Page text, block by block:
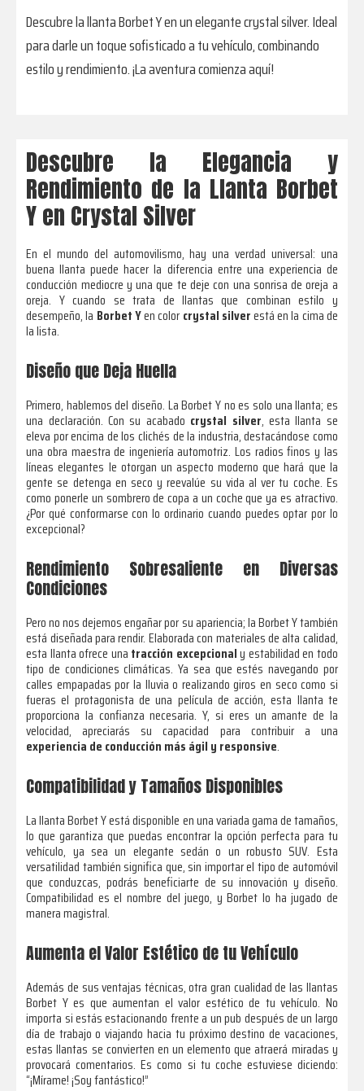
Descubre la llanta Borbet Y en un elegante crystal silver. Ideal
para darle un toque sofisticado a tu vehículo, combinando
estilo y rendimiento. ¡La aventura comienza aquí!
Descubre la Elegancia y
Rendimiento de la Llanta Borbet
Y en Crystal Silver
En el mundo del automovilismo, hay una verdad universal: una
buena llanta puede hacer la diferencia entre una experiencia de
conducción mediocre y una que te deje con una sonrisa de oreja a
oreja. Y cuando se trata de llantas que combinan estilo y
desempeño, la Borbet Yen color crystal silverestá en la cima de
la lista.
Diseño que Deja Huella
Primero, hablemos del diseño. La Borbet Y no es solo una llanta; es
una declaración. Con su acabado crystal silver, esta llanta se
eleva por encima de los clichés de la industria, destacándose como
una obra maestra de ingeniería automotriz. Los radios finos y las
líneas elegantes le otorgan un aspecto moderno que hará que la
gente se detenga en seco y reevalúe su vida al ver tu coche. Es
como ponerle un sombrero de copa a un coche que ya es atractivo.
¿Por qué conformarse con lo ordinario cuando puedes optar por lo
excepcional?
Rendimiento Sobresaliente en Diversas
Condiciones
Pero no nos dejemos engañar por su apariencia; la Borbet Y también
está diseñada para rendir. Elaborada con materiales de alta calidad,
esta llanta ofrece una tracción excepcionaly estabilidad en todo
tipo de condiciones climáticas. Ya sea que estés navegando por
calles empapadas por la lluvia o realizando giros en seco como si
fueras el protagonista de una película de acción, esta llanta te
proporciona la confianza necesaria. Y, si eres un amante de la
velocidad, apreciarás su capacidad para contribuir a una
experiencia de conducción más ágil y responsive.
Compatibilidad y Tamaños Disponibles
La llanta Borbet Y está disponible en una variada gama de tamaños,
lo que garantiza que puedas encontrar la opción perfecta para tu
vehículo, ya sea un elegante sedán o un robusto SUV. Esta
versatilidad también significa que, sin importar el tipo de automóvil
que conduzcas, podrás beneficiarte de su innovación y diseño.
Compatibilidad es el nombre del juego, y Borbet lo ha jugado de
manera magistral.
Aumenta el Valor Estético de tu Vehículo
Además de sus ventajas técnicas, otra gran cualidad de las llantas
Borbet Y es que aumentan el valor estético de tu vehículo. No
importa si estás estacionando frente a un pub después de un largo
día de trabajo o viajando hacia tu próximo destino de vacaciones,
estas llantas se convierten en un elemento que atraerá miradas y
provocará comentarios. Es como si tu coche estuviese diciendo:
“¡Mírame! ¡Soy fantástico!”